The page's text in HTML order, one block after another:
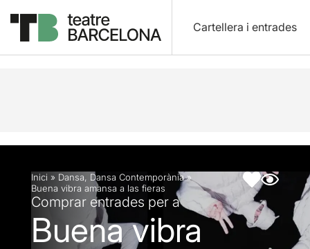
Cartellera i entrades
Descripció Fitxa artística
Inici » Dansa, Dansa Contemporània»
Buena vibra amansa a las fieras
Comprar entrades per a
Buena vibra